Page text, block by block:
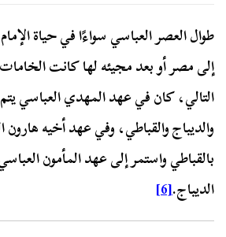
طوال العصر العباسي سواءًا في حياة
إلى مصر أو بعد مجيئه لها كانت
التالي، كان في عهد المهدي العباسي
والديباج والقباطي، وفي عهد أخيه هارون
بالقباطي واستمر إلى عهد المأمون
الديباج.[6]